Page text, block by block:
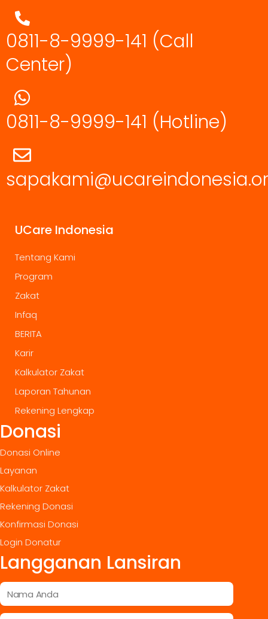
0811-8-9999-141 (Call
Center)
0811-8-9999-141 (Hotline)
UCare Indonesia
Tentang Kami
Program
Zakat
Infaq
BERITA
Karir
Kalkulator Zakat
Laporan Tahunan
Rekening Lengkap
Donasi
Donasi Online
Layanan
Kalkulator Zakat
Rekening Donasi
Konfirmasi Donasi
Login Donatur
Langganan Lansiran